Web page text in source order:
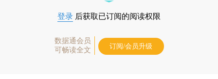
登录 后获取已订阅的阅读权限
数据通会员
可畅读全文
订阅/会员升级